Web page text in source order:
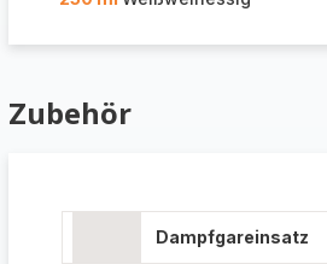
Zubehör
Dampfgareinsatz